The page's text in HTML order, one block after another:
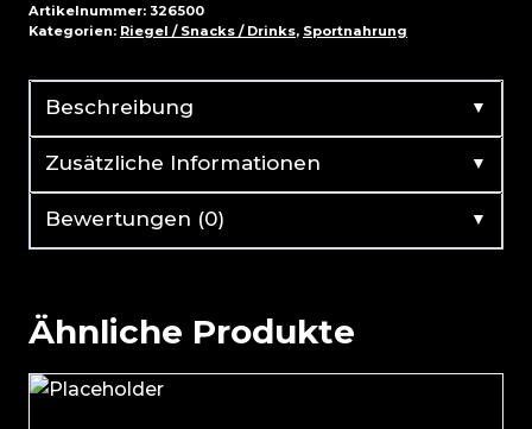
Artikelnummer: 326500
Kategorien: Riegel / Snacks / Drinks, Sportnahrung
Beschreibung ▼
Zusätzliche Informationen ▼
Bewertungen (0) ▼
Ähnliche Produkte